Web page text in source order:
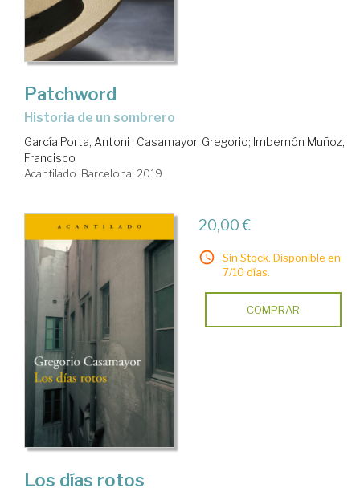
Patchword
historia de un sombrero
García Porta, Antoni ; Casamayor, Gregorio; Imbernón Muñoz,
Francisco
Acantilado. Barcelona, 2019
20,00 €
Sin Stock. Disponible en
7/10 días.
COMPRAR
Los días rotos